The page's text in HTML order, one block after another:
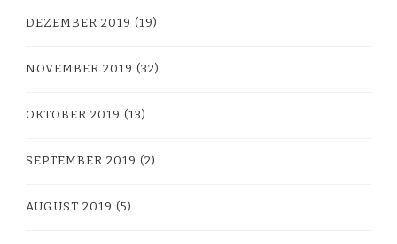
DEZEMBER 2019 (19)
NOVEMBER 2019 (32)
OKTOBER 2019 (13)
SEPTEMBER 2019 (2)
AUGUST 2019 (5)